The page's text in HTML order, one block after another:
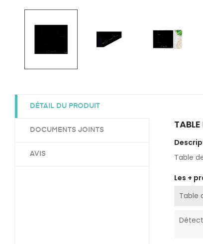
DÉTAIL DU PRODUIT
DOCUMENTS JOINTS
AVIS
Table
Les +
Table